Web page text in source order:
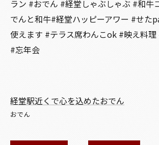
ラン #おでん #経堂しゃぶしゃぶ #和牛
でんと和牛#経堂ハッピーアワー #せた
使えます #テラス席わんこok #映え料理
#忘年会
経堂駅近くで心を込めたおでん
おでん